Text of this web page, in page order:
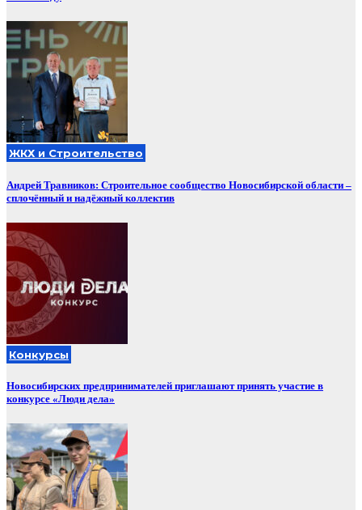
ЖКХ и Строительство
Андрей Травников: Строительное сообщество Новосибирской области –
сплочённый и надёжный коллектив
Конкурсы
Новосибирских предпринимателей приглашают принять участие в
конкурсе «Люди дела»